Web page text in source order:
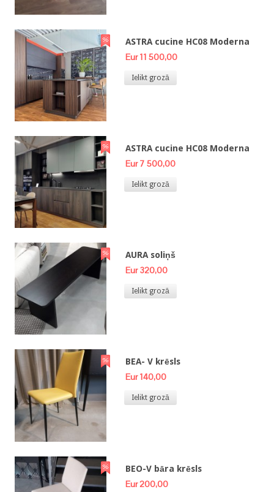
ASTRA cucine HC08 Moderna
Eur 11 500,00
Ielikt grozā
ASTRA cucine HC08 Moderna
Eur 7 500,00
Ielikt grozā
AURA soliņš
Eur 320,00
Ielikt grozā
BEA- V krēsls
Eur 140,00
Ielikt grozā
BEO-V bāra krēsls
Eur 200,00